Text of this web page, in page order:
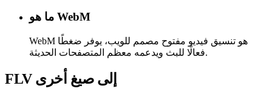
ما هو WebM
WebM هو تنسيق فيديو مفتوح مصمم للويب، يوفر ضغطًا
فعالًا للبث ويدعمه معظم المتصفحات الحديثة.
FLV إلى صيغ أخرى